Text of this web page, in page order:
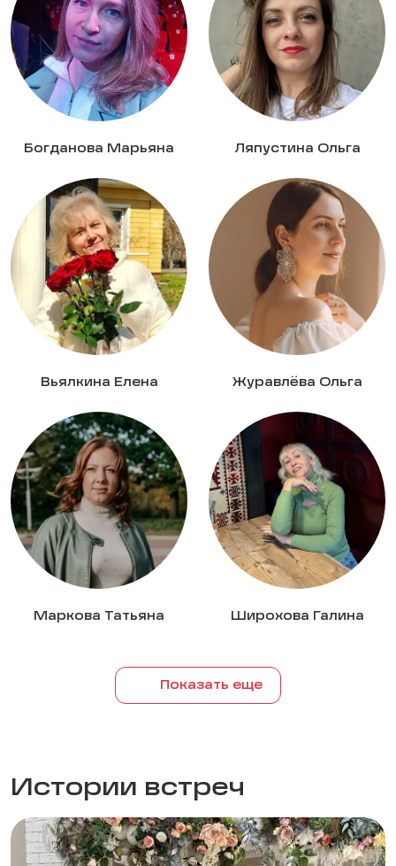
Богданова Марьяна Ляпустина Ольга
Вьялкина Елена Журавлёва Ольга
Маркова Татьяна Широхова Галина
Показать еще
Истории встреч